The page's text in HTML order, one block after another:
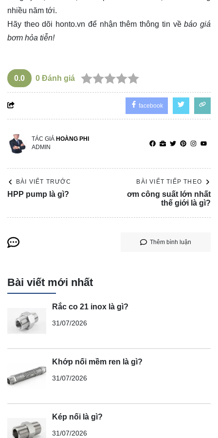
nhiều năm tới.
Hãy theo dõi honto.vn để nhận thêm thông tin vềbáo giá
bơm hỏa tiễn!
0.0 0 Đánh giá
facebook
TÁC GIẢ HOÀNG PHI
ADMIN
BÀI VIẾT TRƯỚC
HPP pump là gì?
BÀI VIẾT TIẾP THEO
ơm công suất lớn nhất
thế giới là gì?
Thêm bình luận
Bài viết mới nhất
Rắc co 21 inox là gì?
31/07/2026
Khớp nối mềm ren là gì?
31/07/2026
Kép nối là gì?
31/07/2026